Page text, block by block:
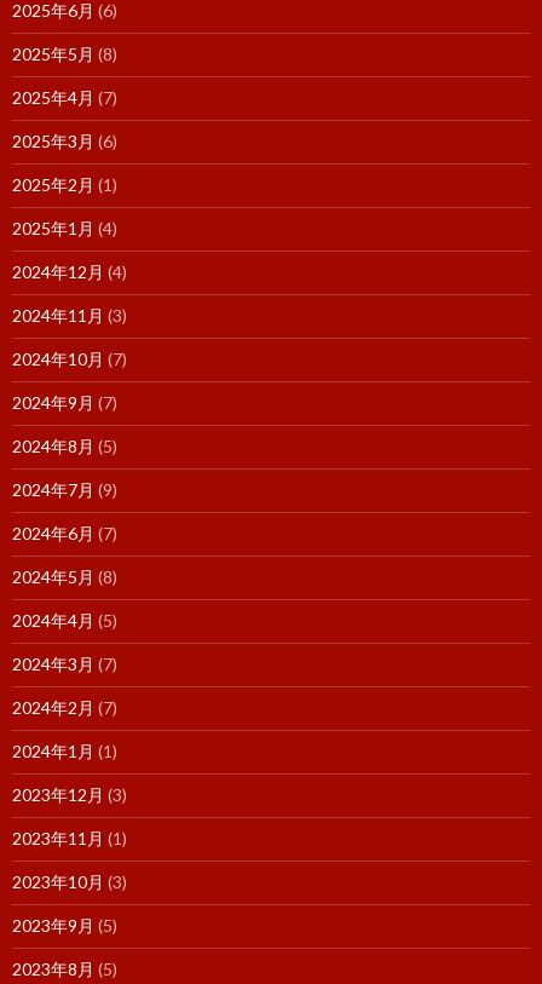
2025年6月 (6)
2025年5月 (8)
2025年4月 (7)
2025年3月 (6)
2025年2月 (1)
2025年1月 (4)
2024年12月 (4)
2024年11月 (3)
2024年10月 (7)
2024年9月 (7)
2024年8月 (5)
2024年7月 (9)
2024年6月 (7)
2024年5月 (8)
2024年4月 (5)
2024年3月 (7)
2024年2月 (7)
2024年1月 (1)
2023年12月 (3)
2023年11月 (1)
2023年10月 (3)
2023年9月 (5)
2023年8月 (5)